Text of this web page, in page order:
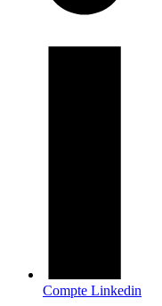
Compte Linkedin